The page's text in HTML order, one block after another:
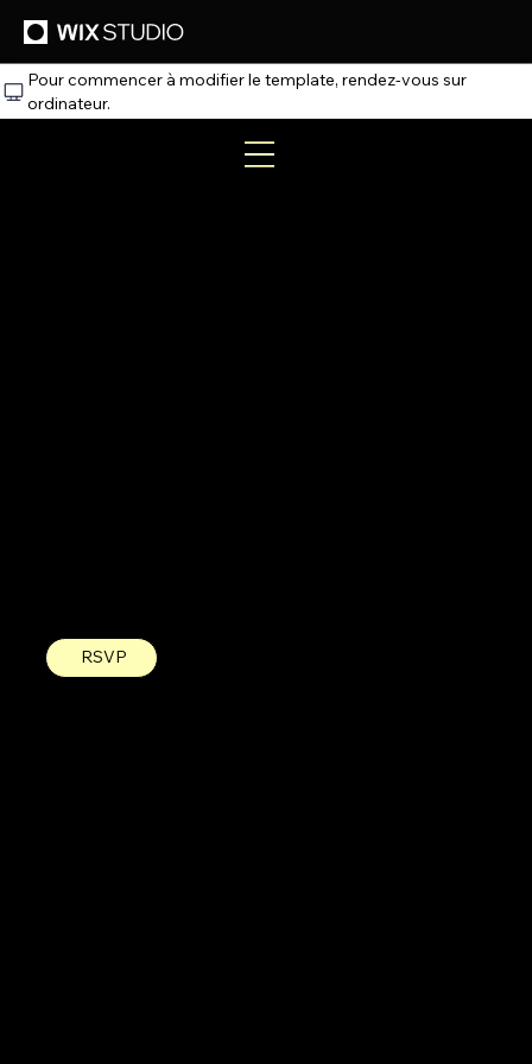
Pour commencer à modifier le template, rendez‑vous sur
ordinateur.